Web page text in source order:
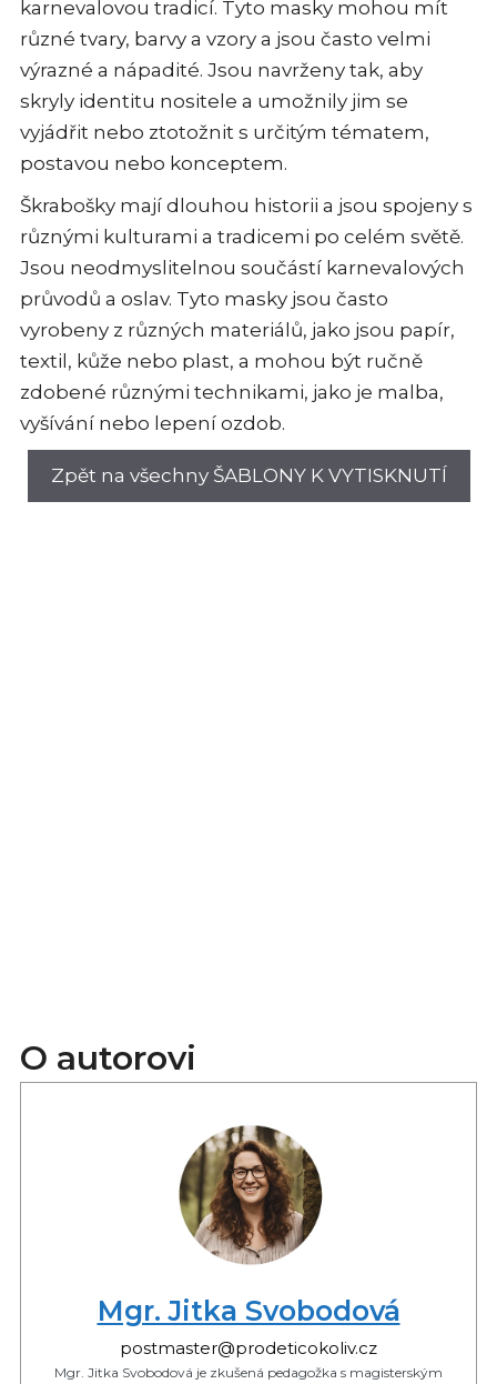
karnevalovou tradicí. Tyto masky mohou mít
různé tvary, barvy a vzory a jsou často velmi
výrazné a nápadité. Jsou navrženy tak, aby
skryly identitu nositele a umožnily jim se
vyjádřit nebo ztotožnit s určitým tématem,
postavou nebo konceptem.
Škrabošky mají dlouhou historii a jsou spojeny s
různými kulturami a tradicemi po celém světě.
Jsou neodmyslitelnou součástí karnevalových
průvodů a oslav. Tyto masky jsou často
vyrobeny z různých materiálů, jako jsou papír,
textil, kůže nebo plast, a mohou být ručně
zdobené různými technikami, jako je malba,
vyšívání nebo lepení ozdob.
Zpět na všechny ŠABLONY K VYTISKNUTÍ
O autorovi
Mgr. Jitka Svobodová
postmaster@prodeticokoliv.cz
Mgr. Jitka Svobodová je zkušená pedagožka s magisterským